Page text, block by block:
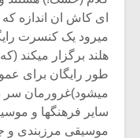
ای کاش ان اندازه
میرود یک کنسرت
هلند برگزار میکند
طور رایگان برای
میشود)غرورمان سر
سایر فرهنگها و
موسیقی مرزبندی و